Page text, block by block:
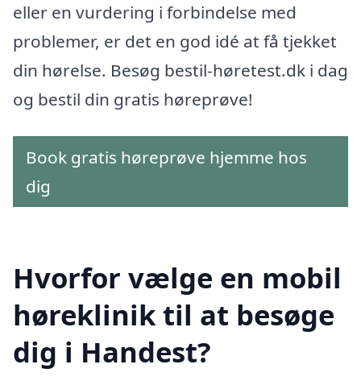
eller en vurdering i forbindelse med
problemer, er det en god idé at få tjekket
din hørelse. Besøg bestil-høretest.dk i dag
og bestil din gratis høreprøve!
Book gratis høreprøve hjemme hos
dig
Hvorfor vælge en mobil
høreklinik til at besøge
dig i Handest?